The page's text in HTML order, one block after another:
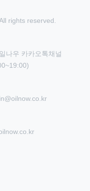
rights reserved.
나우 카카오톡채널